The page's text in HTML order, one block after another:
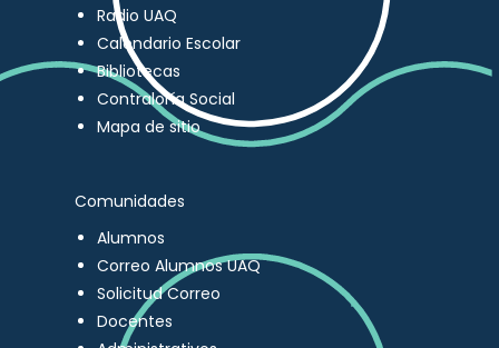
Radio UAQ
Calendario Escolar
Bibliotecas
Contraloría Social
Mapa de sitio
Comunidades
Alumnos
Correo Alumnos UAQ
Solicitud Correo
Docentes